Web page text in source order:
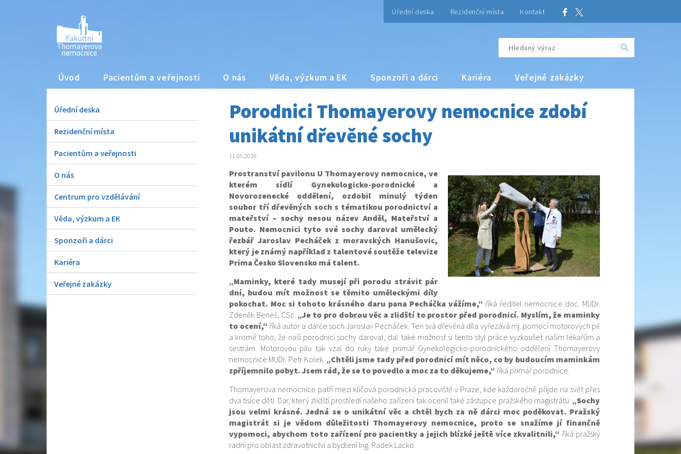
Úřední deska Rezidenční místa Kontakt
Úvod Pacientům a veřejnosti O nás Věda, výzkum a EK Sponzoři a dárci Kariéra Veřejné zakázky
Úřední deska
Rezidenční místa
Pacientům a veřejnosti
O nás
Centrum pro vzdělávání
Věda, výzkum a EK
Sponzoři a dárci
Kariéra
Veřejné zakázky
Porodnici Thomayerovy nemocnice zdobí
unikátní dřevěné sochy
11.05.2018
Prostranství pavilonu U Thomayerovy nemocnice, ve
kterém sídlí Gynekologicko-porodnické a
Novorozenecké oddělení, ozdobil minulý týden
soubor tří dřevěných soch s tématikou porodnictví a
mateřství – sochy nesou název Anděl, Mateřství a
Pouto. Nemocnici tyto své sochy daroval umělecký
řezbář Jaroslav Pecháček z moravských Hanušovic,
který je známý například z talentové soutěže televize
Prima Česko Slovensko má talent.
„Maminky, které tady musejí při porodu strávit pár
dní, budou mít možnost se těmito uměleckými díly
pokochat. Moc si tohoto krásného daru pana Pecháčka vážíme,“ říká ředitel nemocnice doc. MUDr.
Zdeněk Beneš, CSc. „Je to pro dobrou věc a zlidští to prostor před porodnicí. Myslím, že maminky
to ocení,“ říká autor a dárce soch Jaroslav Pecháček. Ten svá dřevěná díla vyřezává mj. pomocí motorových pil
a kromě toho, že naší porodnici sochy daroval, dal také možnost si tento styl práce vyzkoušet našim lékařům a
sestrám. Motorovou pilu tak vzal do ruky také primář Gynekologicko-porodnického oddělení Thomayerovy
nemocnice MUDr. Petr Kolek. „Chtěli jsme tady před porodnicí mít něco, co by budoucím maminkám
zpříjemnilo pobyt. Jsem rád, že se to povedlo a moc za to děkujeme,“ říká primář porodnice.
Thomayerova nemocnice patří mezi klíčová porodnická pracoviště v Praze, kde každoročně přijde na svět přes
dva tisíce dětí. Dar, který zlidští prostředí našeho zařízení tak ocenil také zástupce pražského magistrátu. „Sochy
jsou velmi krásné. Jedná se o unikátní věc a chtěl bych za ně dárci moc poděkovat. Pražský
magistrát si je vědom důležitosti Thomayerovy nemocnice, proto se snažíme jí finančně
vypomoci, abychom toto zařízení pro pacientky a jejich blízké ještě více zkvalitnili,“ říká pražský
radní pro oblast zdravotnictví a bydlení Ing. Radek Lacko.